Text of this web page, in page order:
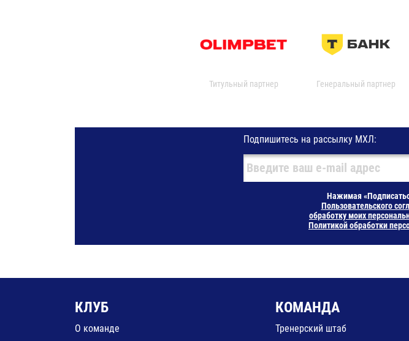
Титульный партнер Генеральный партнер
Подпишитесь на рассылку МХЛ:
Нажимая
Пользовательского
обработку моих
Политикой обработки
КЛУБ
О команде
КОМАНДА
Тренерский штаб